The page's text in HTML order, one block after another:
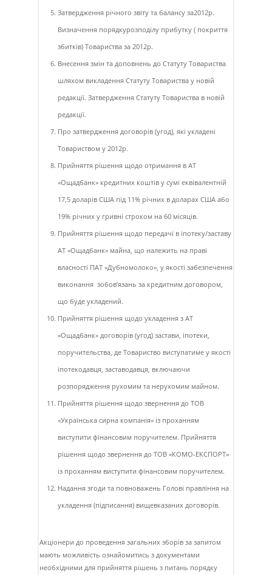
Затвердження річного звіту та балансу за2012р.
Визначення порядкурозподілу прибутку ( покриття
збитків) Товариства за 2012р.
Внесення змін та доповнень до Статуту Товариства
шляхом викладення Статуту Товариства у новій
редакції. Затвердження Статуту Товариства в новій
редакції.
Про затвердження договорів (угод), які укладені
Товариством у 2012р.
Прийняття рішення щодо отримання в АТ
«Ощадбанк» кредитних коштів у сумі еквівалентній
17,5 доларів США під 11% річних в доларах США або
19% річних у гривні строком на 60 місяців.
Прийняття рішення щодо передачі в іпотеку/заставу
АТ «Ощадбанк» майна, що належить на праві
власності ПАТ «Дубномолоко», у якості забезпечення
виконання зобов’язань за кредитним договором,
що буде укладений.
Прийняття рішення щодо укладення з АТ
«Ощадбанк» договорів (угод) застави, іпотеки,
поручительства, де Товариство виступатиме у якості
іпотекодавця, заставодавця, включаючи
розпорядження рухомим та нерухомим майном.
Прийняття рішення щодо звернення до ТОВ
«Українська сирна компанія» із проханням
виступити фінансовим поручителем. Прийняття
рішення щодо звернення до ТОВ «КОМО-ЕКСПОРТ»
із проханням виступити фінансовим поручителем.
Надання згоди та повноважень Голові правління на
укладення (підписання) вищевказаних договорів.
Акціонери до проведення загальних зборів за запитом
мають можливість ознайомитись з документами
необхідними для прийняття рішень з питань порядку